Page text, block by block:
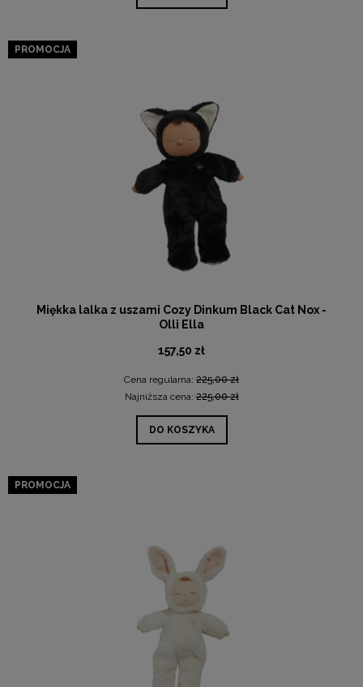
Miękka lalka z uszami Cozy Dinkum Black Cat Nox -
Olli Ella
157,50 zł
Cena regularna: 225,00 zł
Najniższa cena:225,00 zł
DO KOSZYKA
PROMOCJA
PROMOCJA